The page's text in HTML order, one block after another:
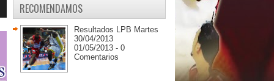
RECOMENDAMOS
Resultados LPB Martes
30/04/2013
01/05/2013 - 0
Comentarios